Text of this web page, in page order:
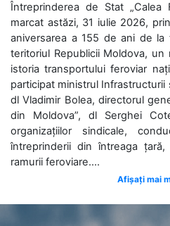
Întreprinderea de Stat „Calea
marcat astăzi, 31 iulie 2026,
aniversarea a 155 de ani de la
teritoriul Republicii Moldova,
istoria transportului feroviar
participat ministrul Infrastructurii
dl Vladimir Bolea, directorul
din Moldova”, dl Serghei
organizațiilor sindicale,
întreprinderii din întreaga
ramurii feroviare....
Afișați mai